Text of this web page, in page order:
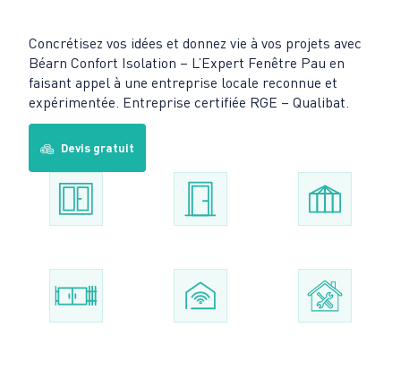
Concrétisez vos idées et donnez vie à vos projets avec
Béarn Confort Isolation – L’Expert Fenêtre Pau en
faisant appel à une entreprise locale reconnue et
expérimentée. Entreprise certifiée RGE – Qualibat.
Devis gratuit